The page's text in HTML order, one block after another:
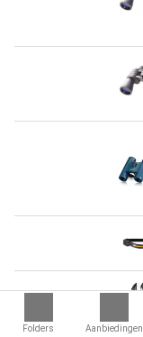
Folders Aanbiedingen